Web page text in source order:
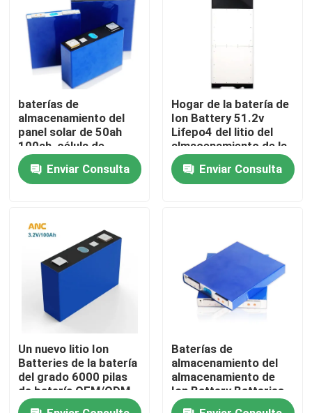
Inicio
Productos
Sobre nosotros
Visita a la fábrica
Control de Calidad
Contacto
noticias
Todos los casos
almacenamiento de la batería del hogar
Sistemas de almacenamiento de baterías
baterías de
almacenamiento del
panel solar de 50ah
100ah, célula de
batería de los
almacenamientos de
energía Lifepo4
Enviar Consulta
Hogar de la batería de
Ion Battery 51.2v
Lifepo4 del litio del
almacenamiento de la
batería del hogar solar
Enviar Consulta
Un nuevo litio Ion
Batteries de la batería
del grado 6000 pilas
de batería OEM/ODM
de los ciclos 3.2v
Baterías de
almacenamiento del
almacenamiento de
Ion Battery Batteries
For Solar del litio para